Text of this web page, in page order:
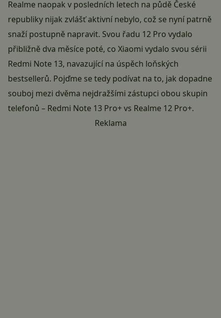
Realme naopak v posledních letech na půdě České
republiky nijak zvlášť aktivní nebylo, což se nyní patrně
snaží postupně napravit. Svou řadu 12 Pro vydalo
přibližně dva měsíce poté, co Xiaomi vydalo svou sérii
Redmi Note 13, navazující na úspěch loňských
bestsellerů. Pojďme se tedy podívat na to, jak dopadne
souboj mezi dvěma nejdražšími zástupci obou skupin
telefonů – Redmi Note 13 Pro+ vs Realme 12 Pro+.
Reklama